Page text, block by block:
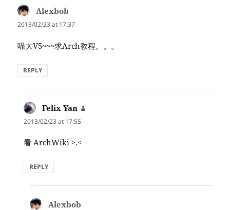
Alexbob
2013/02/23 at 17:37
喵大V5~~~求Arch教程。。。
REPLY
Felix Yan
2013/02/23 at 17:55
看 ArchWiki >.<
REPLY
Alexbob